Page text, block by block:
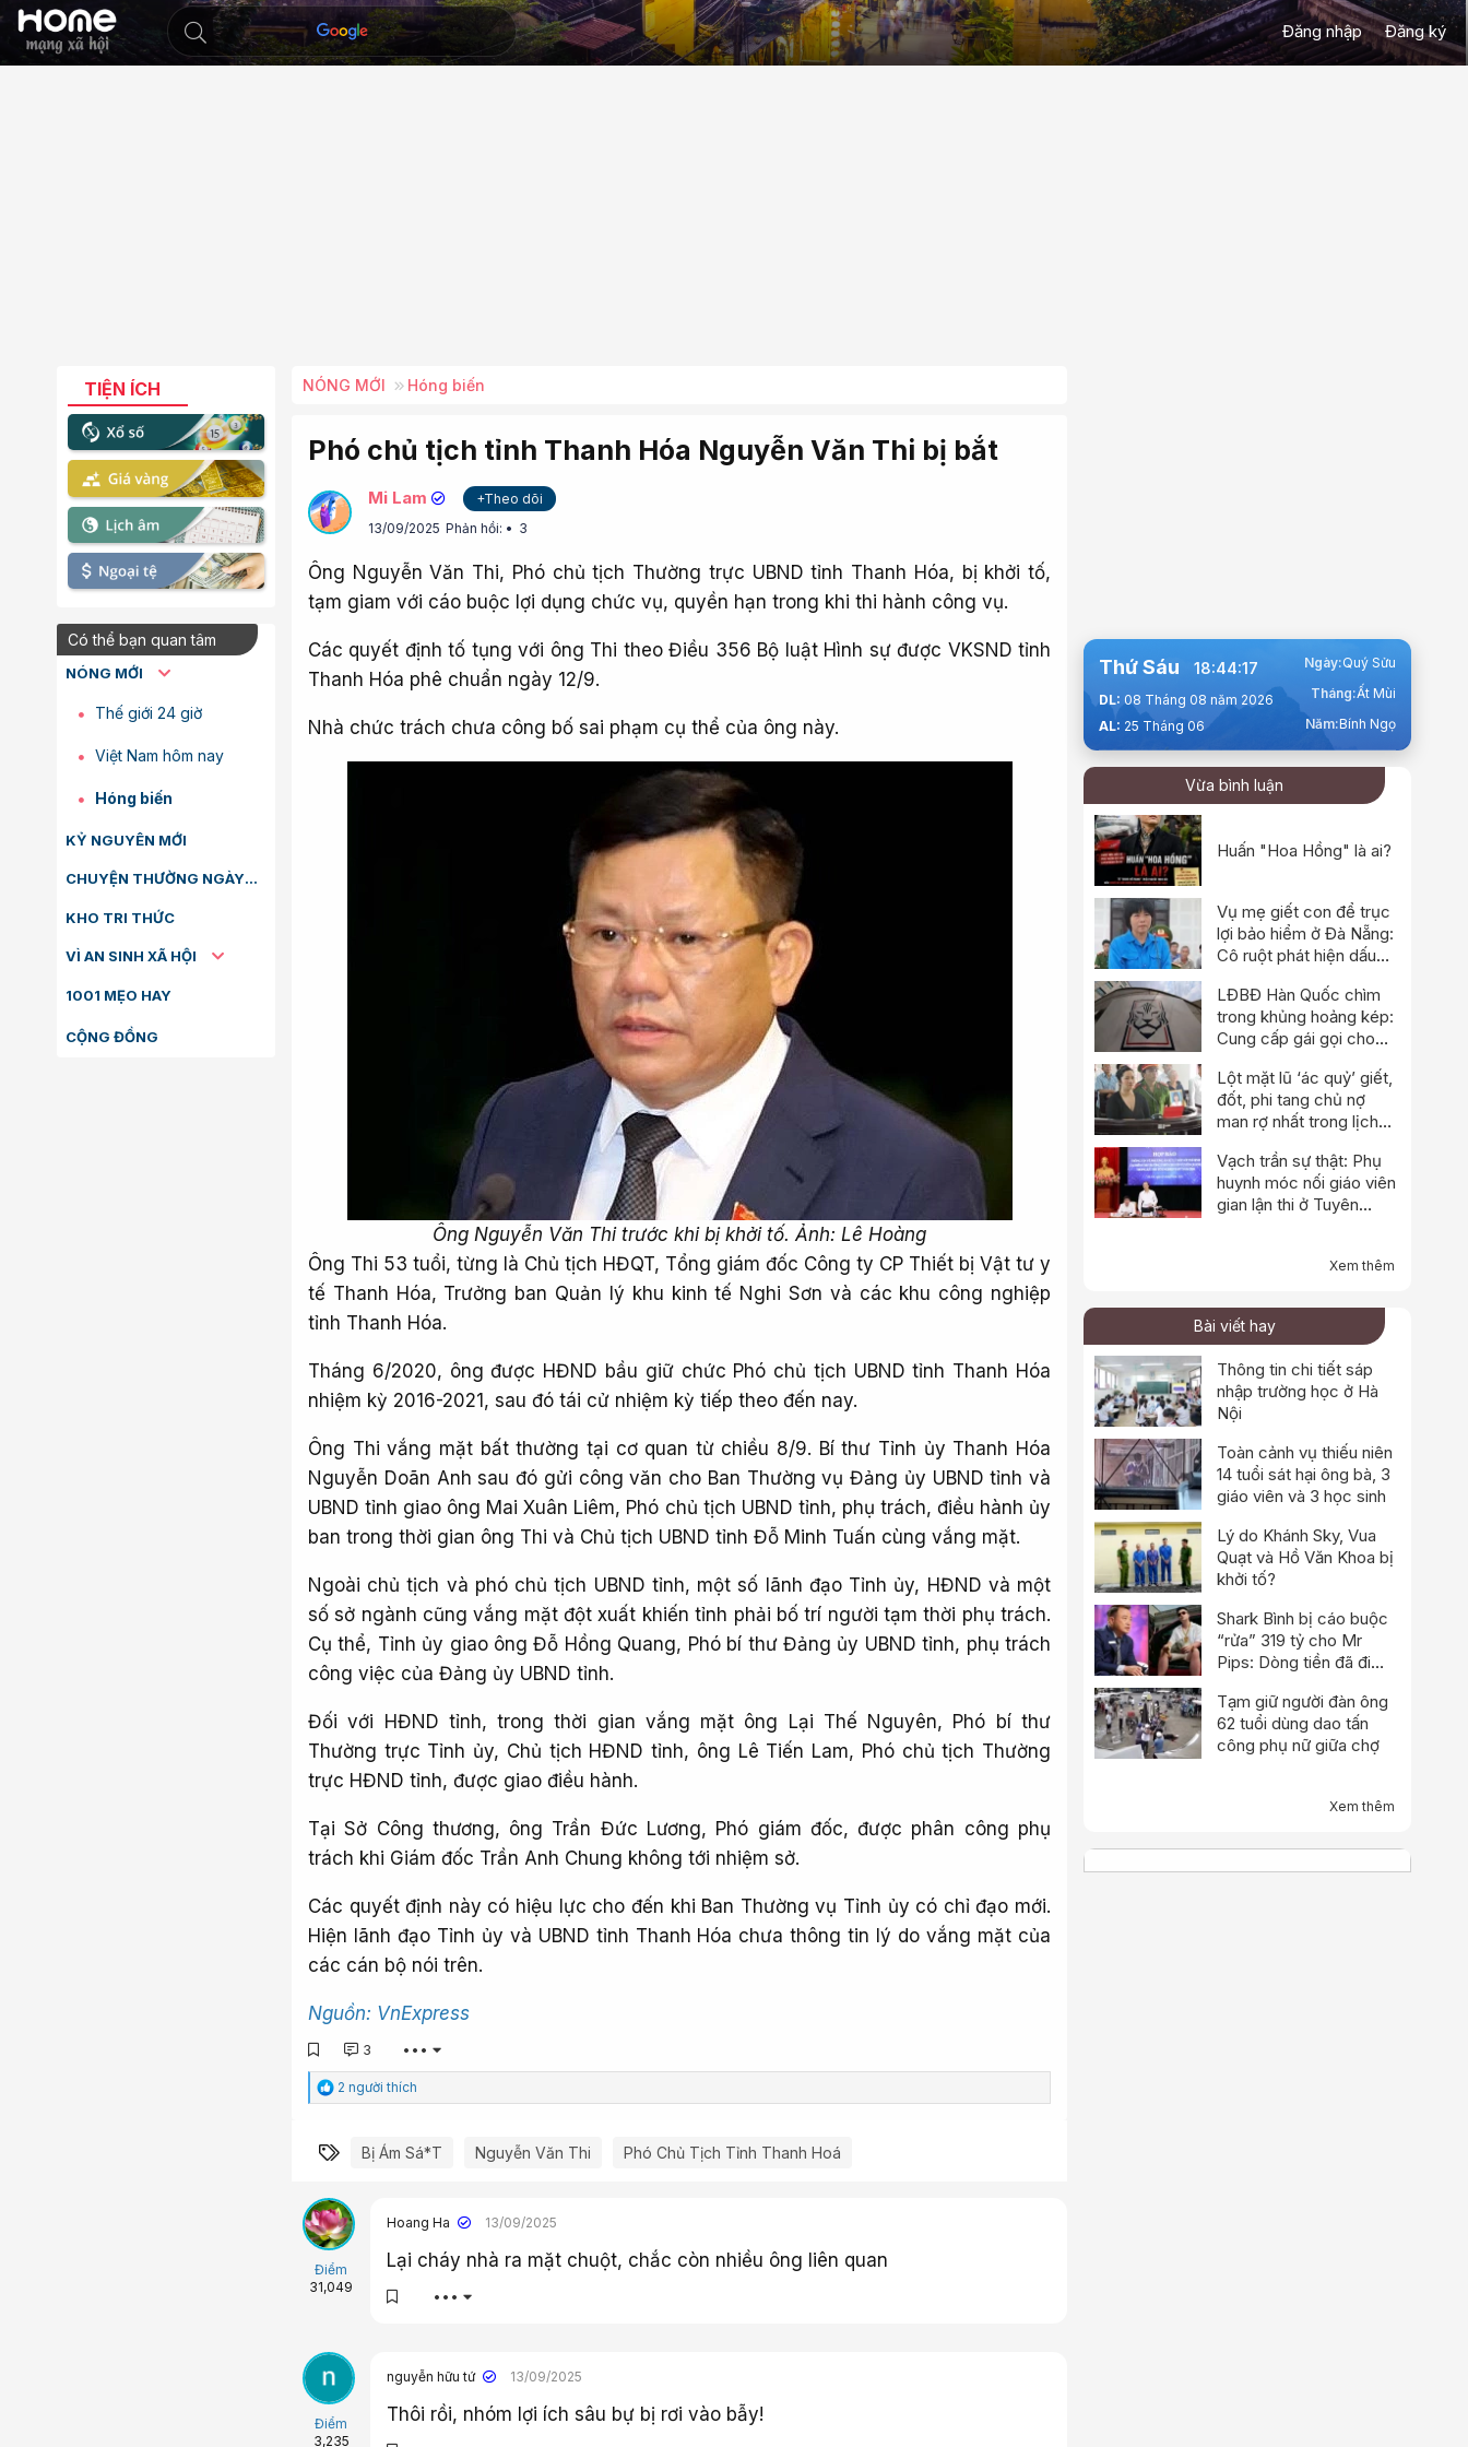
Đăng nhập Đăng ký
TIỆN ÍCH
Có thể bạn quan tâm
NÓNG MỚI
Thế giới 24 giờ
Việt Nam hôm nay
Hóng biến
KỶ NGUYÊN MỚI
CHUYỆN THƯỜNG NGÀY
KHO TRI THỨC
VÌ AN SINH XÃ HỘI
1001 MẸO HAY
CỘNG ĐỒNG
NÓNG MỚI Hóng biến
Phó chủ tịch tỉnh Thanh Hóa Nguyễn Văn Thi bị bắt
Mi Lam
+Theo dõi
13/09/2025 Phản hồi: 3
Ông Nguyễn Văn Thi, Phó chủ tịch Thường trực UBND tỉnh Thanh Hóa, bị khởi tố,
tạm giam với cáo buộc lợi dụng chức vụ, quyền hạn trong khi thi hành công vụ.
Các quyết định tố tụng với ông Thi theo Điều 356 Bộ luật Hình sự được VKSND tỉnh
Thanh Hóa phê chuẩn ngày 12/9.
Nhà chức trách chưa công bố sai phạm cụ thể của ông này.
Ông Nguyễn Văn Thi trước khi bị khởi tố. Ảnh: Lê Hoàng
Ông Thi 53 tuổi, từng là Chủ tịch HĐQT, Tổng giám đốc Công ty CP Thiết bị Vật tư y
tế Thanh Hóa, Trưởng ban Quản lý khu kinh tế Nghi Sơn và các khu công nghiệp
tỉnh Thanh Hóa.
Tháng 6/2020, ông được HĐND bầu giữ chức Phó chủ tịch UBND tỉnh Thanh Hóa
nhiệm kỳ 2016-2021, sau đó tái cử nhiệm kỳ tiếp theo đến nay.
Ông Thi vắng mặt bất thường tại cơ quan từ chiều 8/9. Bí thư Tỉnh ủy Thanh Hóa
Nguyễn Doãn Anh sau đó gửi công văn cho Ban Thường vụ Đảng ủy UBND tỉnh và
UBND tỉnh giao ông Mai Xuân Liêm, Phó chủ tịch UBND tỉnh, phụ trách, điều hành ủy
ban trong thời gian ông Thi và Chủ tịch UBND tỉnh Đỗ Minh Tuấn cùng vắng mặt.
Ngoài chủ tịch và phó chủ tịch UBND tỉnh, một số lãnh đạo Tỉnh ủy, HĐND và một
số sở ngành cũng vắng mặt đột xuất khiến tỉnh phải bố trí người tạm thời phụ trách.
Cụ thể, Tỉnh ủy giao ông Đỗ Hồng Quang, Phó bí thư Đảng ủy UBND tỉnh, phụ trách
công việc của Đảng ủy UBND tỉnh.
Đối với HĐND tỉnh, trong thời gian vắng mặt ông Lại Thế Nguyên, Phó bí thư
Thường trực Tỉnh ủy, Chủ tịch HĐND tỉnh, ông Lê Tiến Lam, Phó chủ tịch Thường
trực HĐND tỉnh, được giao điều hành.
Tại Sở Công thương, ông Trần Đức Lương, Phó giám đốc, được phân công phụ
trách khi Giám đốc Trần Anh Chung không tới nhiệm sở.
Các quyết định này có hiệu lực cho đến khi Ban Thường vụ Tỉnh ủy có chỉ đạo mới.
Hiện lãnh đạo Tỉnh ủy và UBND tỉnh Thanh Hóa chưa thông tin lý do vắng mặt của
các cán bộ nói trên.
Nguồn: VnExpress
3 •••
C
ả
ú
2 người thích
Từ khóa
Bị Ám Sá*t Nguyễn Văn Thi Phó Chủ Tịch Tỉnh Thanh Hoá
Điểm
31,049
Hoang Ha 13/09/2025
Lại cháy nhà ra mặt chuột, chắc còn nhiều ông liên quan
•••
Điểm
3,235
nguyễn hữu tứ 13/09/2025
Thôi rồi, nhóm lợi ích sâu bự bị rơi vào bẫy!
Thứ Sáu 18:44:18
DL: 08 Tháng 08 năm 2026
AL: 25 Tháng 06
Ngày:Quý Sửu
Tháng:Ất Mùi
Năm:Bính Ngọ
Vừa bình luận
Huấn "Hoa Hồng" là ai?
Vụ mẹ giết con để trục
lợi bảo hiểm ở Đà Nẵng:
Cô ruột phát hiện dấu
LĐBĐ Hàn Quốc chìm
trong khủng hoảng kép:
Cung cấp gái gọi cho
kích trụ sở
Lột mặt lũ ‘ác quỷ’ giết,
đốt, phi tang chủ nợ
man rợ nhất trong lịch
Vạch trần sự thật: Phụ
huynh móc nối giáo viên
gian lận thi ở Tuyên
Xem thêm
Bài viết hay
Thông tin chi tiết sáp
nhập trường học ở Hà
Nội
Toàn cảnh vụ thiếu niên
14 tuổi sát hại ông bà, 3
giáo viên và 3 học sinh
Lý do Khánh Sky, Vua
Quạt và Hồ Văn Khoa bị
khởi tố?
Shark Bình bị cáo buộc
“rửa” 319 tỷ cho Mr
Pips: Dòng tiền đã đi
nào?
Tạm giữ người đàn ông
62 tuổi dùng dao tấn
công phụ nữ giữa chợ
Xem thêm